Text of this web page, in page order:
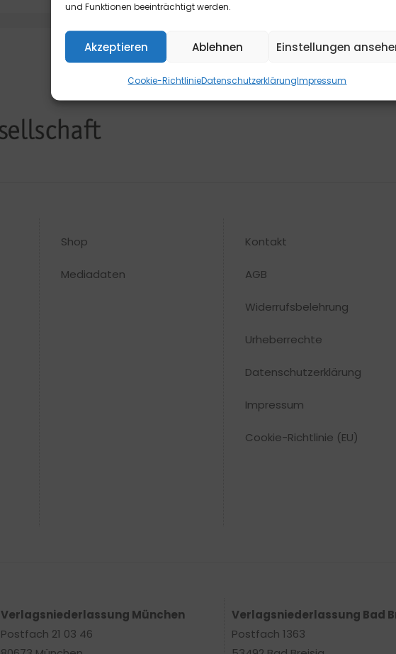
und Funktionen beeinträchtigt werden.
Akzeptieren Ablehnen Einstellungen
Cookie-RichtlinieDatenschutzerklärungImpressum
Shop
Mediadaten
Kontakt
AGB
Widerrufsbelehrung
Urheberrechte​
Datenschutzerklärung
Impressum
Cookie-Richtlinie (EU)
Verlagsniederlassung München
Postfach 21 03 46
Verlagsniederlassung Bad
Postfach 1363